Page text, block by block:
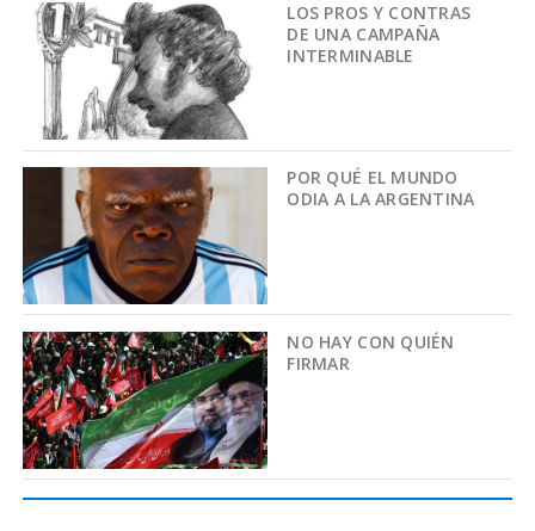
LOS PROS Y CONTRAS
DE UNA CAMPAÑA
INTERMINABLE
POR QUÉ EL MUNDO
ODIA A LA ARGENTINA
NO HAY CON QUIÉN
FIRMAR